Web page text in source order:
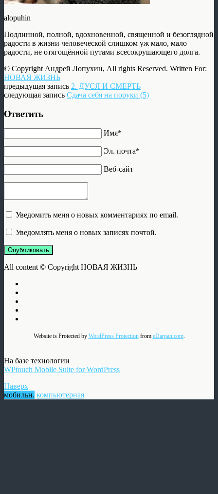
alopuhin
Подлинной, полной, вдохновенной, священной и безоглядной
радости в жизни человеческой слишком уж мало, мало
радости, не отягощённой путами всесокрушающего долга.
© Copyright Андрей Лопухин, All rights Reserved. Written For:
НОВАЯ ЖИЗНЬ
предыдущая запись 2. ДУСЯ И СМЕРТЬ
следующая запись Сдача себя на поруки (5)
Ответить
Имя*
Эл. почта*
Веб-сайт
Уведомить меня о новых комментариях по email.
Уведомлять меня о новых записях почтой.
Опубликовать
All content © Copyright НОВАЯ ЖИЗНЬ
Website is Protected by WordPress Protectionfrom eDarpan.com.
На базе технологии
WPtouch Mobile Suite for WordPress
Наверх
мобильн. компьютерная